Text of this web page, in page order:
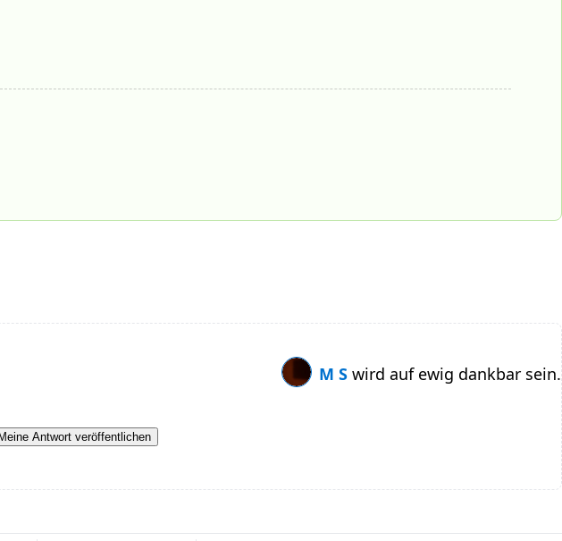
M S wird auf ewig dankbar sein.
Meine Antwort veröffentlichen